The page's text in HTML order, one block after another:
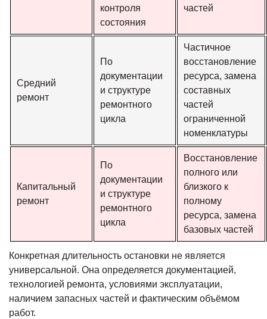
контроля
состояния
частей
Средний
ремонт
По
документации
и структуре
ремонтного
цикла
Частичное
восстановление
ресурса, замена
составных
частей
ограниченной
номенклатуры
Капитальный
ремонт
По
документации
и структуре
ремонтного
цикла
Восстановление
полного или
близкого к
полному
ресурса, замена
базовых частей
Конкретная длительность остановки не является
универсальной. Она определяется документацией,
технологией ремонта, условиями эксплуатации,
наличием запасных частей и фактическим объёмом
работ.